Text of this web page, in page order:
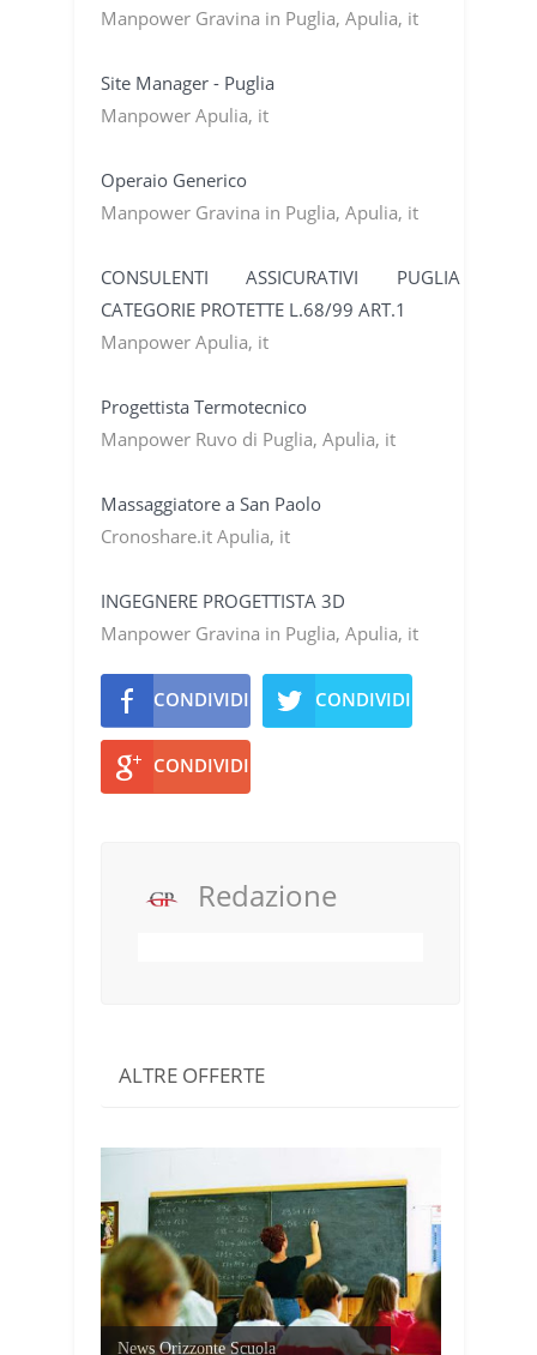
Manpower Gravina in Puglia, Apulia, it
Site Manager - Puglia
Manpower Apulia, it
Operaio Generico
Manpower Gravina in Puglia, Apulia, it
CONSULENTI ASSICURATIVI PUGLIA
CATEGORIE PROTETTE L.68/99 ART.1
Manpower Apulia, it
Progettista Termotecnico
Manpower Ruvo di Puglia, Apulia, it
Massaggiatore a San Paolo
Cronoshare.it Apulia, it
INGEGNERE PROGETTISTA 3D
Manpower Gravina in Puglia, Apulia, it
CONDIVIDI CONDIVIDI
CONDIVIDI
Redazione
ALTRE OFFERTE
News Orizzonte Scuola